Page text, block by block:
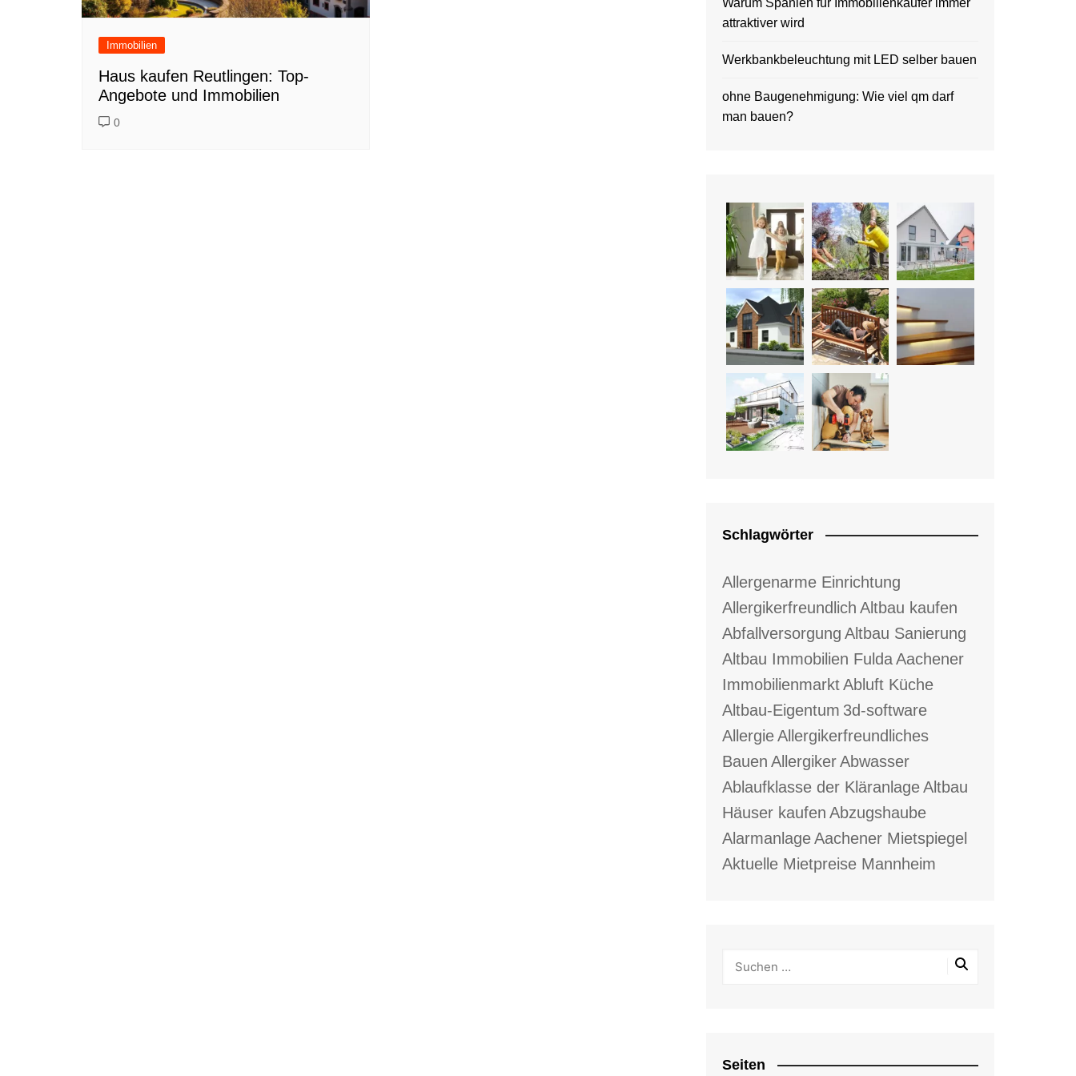
Immobilien
Haus kaufen Reutlingen: Top-
Angebote und Immobilien
0
Warum Spanien für Immobilienkäufer immer
attraktiver wird
Werkbankbeleuchtung mit LED selber bauen
ohne Baugenehmigung: Wie viel qm darf
man bauen?
Schlagwörter
Allergenarme Einrichtung
Allergikerfreundlich Altbau kaufen
Abfallversorgung Altbau Sanierung
Altbau Immobilien FuldaAachener
ImmobilienmarktAbluft Küche
Altbau-Eigentum 3d-software
AllergieAllergikerfreundliches
Bauen AllergikerAbwasser
Ablaufklasse der KläranlageAltbau
Häuser kaufen Abzugshaube
AlarmanlageAachener Mietspiegel
Aktuelle Mietpreise Mannheim
Seiten